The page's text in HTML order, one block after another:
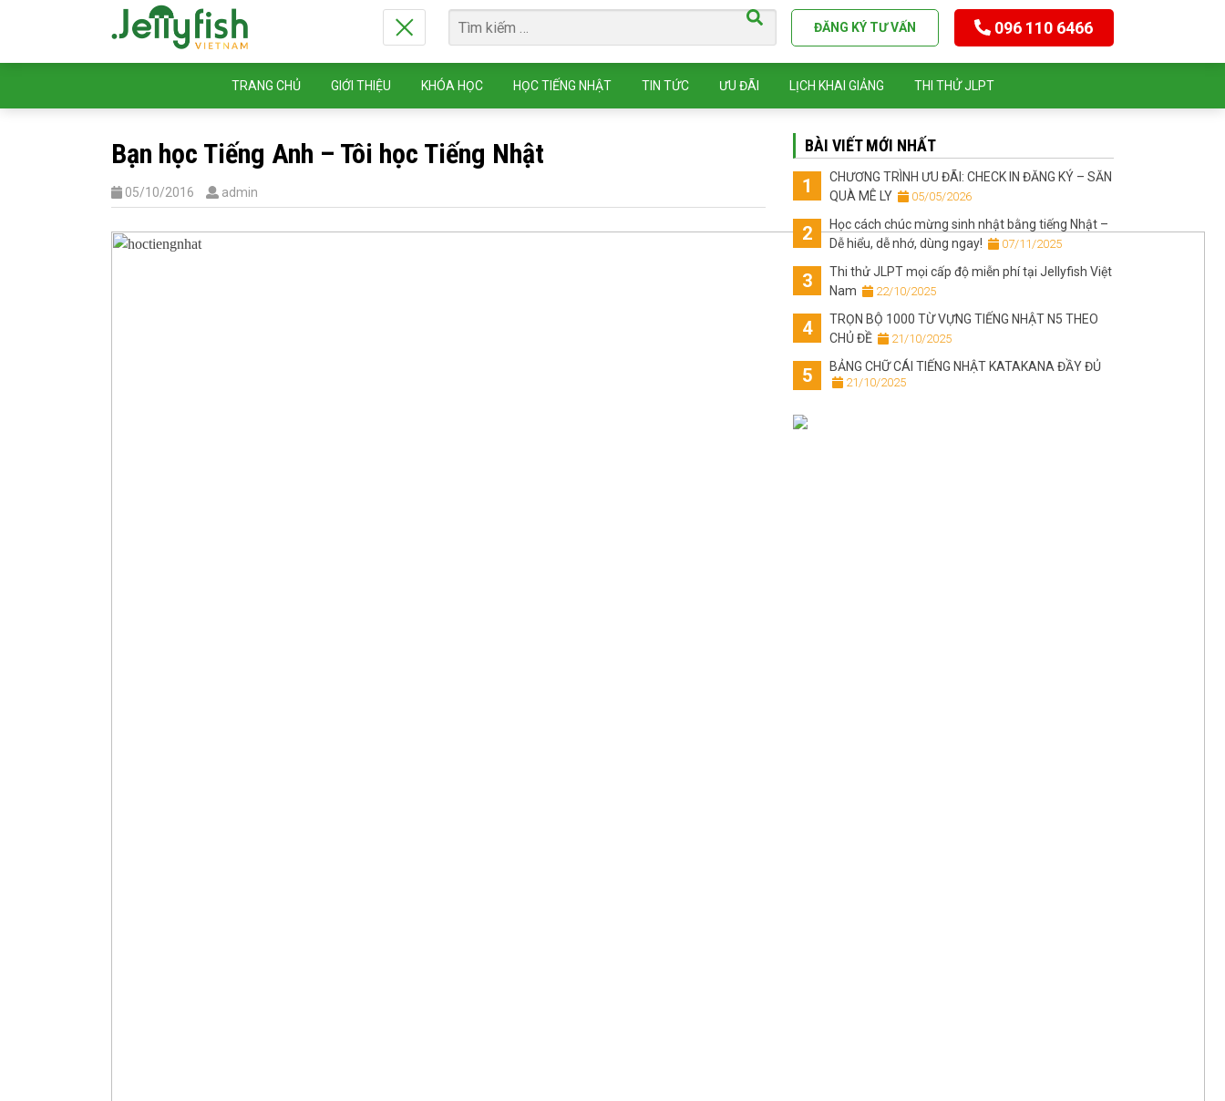
ĐĂNG KÝ TƯ VẤN 096 110 6466
TRANG CHỦ GIỚI THIỆU KHÓA HỌC HỌC TIẾNG NHẬT TIN TỨC ƯU ĐÃI LỊCH KHAI GIẢNG THI THỬ JLPT
Bạn học Tiếng Anh – Tôi học Tiếng Nhật
05/10/2016 admin
BÀI VIẾT MỚI NHẤT
CHƯƠNG TRÌNH ƯU ĐÃI: CHECK IN ĐĂNG KÝ – SĂN
QUÀ MÊ LY
05/05/2026
Học cách chúc mừng sinh nhật bằng tiếng Nhật –
Dễ hiểu, dễ nhớ, dùng ngay!
07/11/2025
Thi thử JLPT mọi cấp độ miễn phí tại Jellyfish Việt
Nam
22/10/2025
TRỌN BỘ 1000 TỪ VỰNG TIẾNG NHẬT N5 THEO
CHỦ ĐỀ
21/10/2025
BẢNG CHỮ CÁI TIẾNG NHẬT KATAKANA ĐẦY ĐỦ
21/10/2025